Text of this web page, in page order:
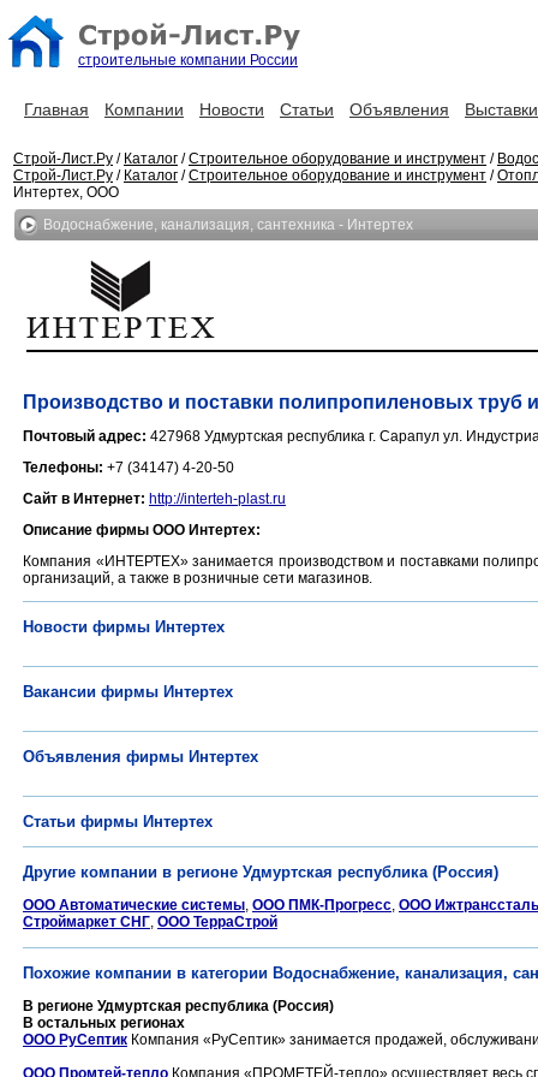
строительные компании России
Главная Компании Новости Статьи Объявления Выставки
Строй-Лист.Ру / Каталог /Строительное оборудование и инструмент /
Строй-Лист.Ру / Каталог /Строительное оборудование и инструмент /
Интертех, ООО
Водоснабжение, канализация, сантехника - Интертех
Производство и поставки полипропиленовых труб
Почтовый адрес: 427968 Удмуртская республика г. Сарапул ул.
Телефоны: +7 (34147) 4-20-50
Сайт в Интернет: http://interteh-plast.ru
Описание фирмы ООО Интертех:
Компания «ИНТЕРТЕХ» занимается производством и поставками
организаций, а также в розничные сети магазинов.
Новости фирмы Интертех
Вакансии фирмы Интертех
Объявления фирмы Интертех
Статьи фирмы Интертех
Другие компании в регионе Удмуртская республика (Россия)
ООО Автоматические системы, ООО ПМК-Прогресс, ООО Ижтранссталь
Строймаркет СНГ, ООО ТерраСтрой
Похожие компании в категории Водоснабжение, канализация,
В регионе Удмуртская республика (Россия)
В остальных регионах
ООО РуСептик Компания «РуСептик» занимается продажей,
ООО Промтей-тепло Компания «ПРОМЕТЕЙ-тепло» осуществляет весь